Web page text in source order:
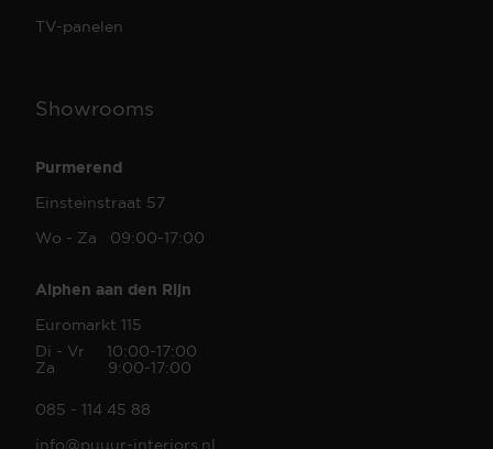
TV-panelen
Showrooms
Purmerend
Einsteinstraat 57
Wo - Za 09:00-17:00
Alphen aan den Rijn
Euromarkt 115
Di - Vr 10:00-17:00
Za 9:00-17:00
085 - 114 45 88
info@puuur-interiors.nl